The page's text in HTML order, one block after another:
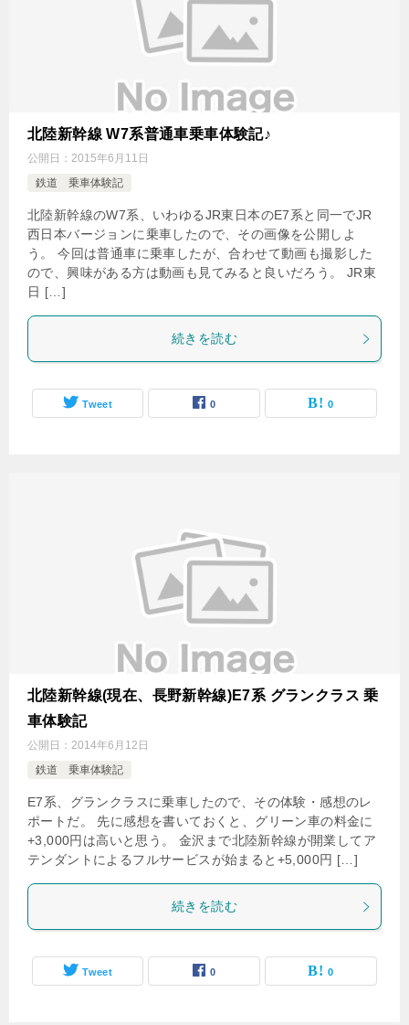
北陸新幹線 W7系普通車乗車体験記♪
公開日： 2015年6月11日
鉄道 乗車体験記
北陸新幹線のW7系、いわゆるJR東日本のE7系と同一でJR
西日本バージョンに乗車したので、その画像を公開しよ
う。 今回は普通車に乗車したが、合わせて動画も撮影した
ので、興味がある方は動画も見てみると良いだろう。 JR東
日 […]
続きを読む
Tweet 0 0
北陸新幹線(現在、長野新幹線)E7系 グランクラス 乗
車体験記
公開日： 2014年6月12日
鉄道 乗車体験記
E7系、グランクラスに乗車したので、その体験・感想のレ
ポートだ。 先に感想を書いておくと、グリーン車の料金に
+3,000円は高いと思う。 金沢まで北陸新幹線が開業してア
テンダントによるフルサービスが始まると+5,000円 […]
続きを読む
Tweet 0 0